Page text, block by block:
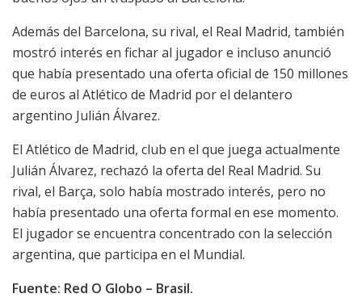
Además del Barcelona, ​​su rival, el Real Madrid, también
mostró interés en fichar al jugador e incluso anunció
que había presentado una oferta oficial de 150 millones
de euros al Atlético de Madrid por el delantero
argentino Julián Álvarez.
El Atlético de Madrid, club en el que juega actualmente
Julián Álvarez, rechazó la oferta del Real Madrid. Su
rival, el Barça, solo había mostrado interés, pero no
había presentado una oferta formal en ese momento.
El jugador se encuentra concentrado con la selección
argentina, que participa en el Mundial.
Fuente: Red O Globo – Brasil.